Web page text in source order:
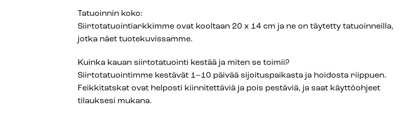
Tatuoinnin koko:
Siirtotatuointiarkkimme ovat kooltaan 20 x 14 cm ja ne on täytetty tatuoinneilla,
jotka näet tuotekuvissamme.
Kuinka kauan siirtotatuointi kestää ja miten se toimii?
Siirtotatuointimme kestävät 1–10 päivää sijoituspaikasta ja hoidosta riippuen.
Feikkitatskat ovat helposti kiinnitettäviä ja pois pestäviä, ja saat käyttöohjeet
tilauksesi mukana.